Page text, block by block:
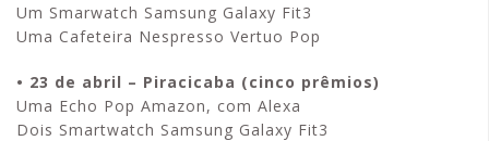
Um Smarwatch Samsung Galaxy Fit3
Uma Cafeteira Nespresso Vertuo Pop
• 23 de abril – Piracicaba (cinco prêmios)
Uma Echo Pop Amazon, com Alexa
Dois Smartwatch Samsung Galaxy Fit3